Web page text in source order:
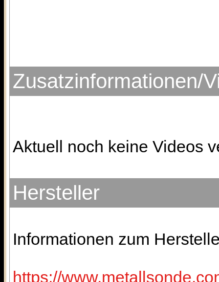
Zusatzinformationen/
Aktuell noch keine Videos
Hersteller
Informationen zum
https://